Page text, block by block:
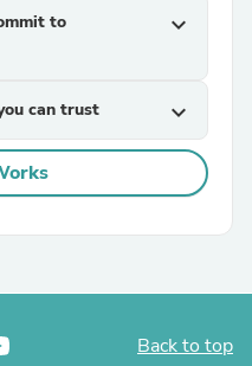
to
expand_more
can trust expand_more
Back to top